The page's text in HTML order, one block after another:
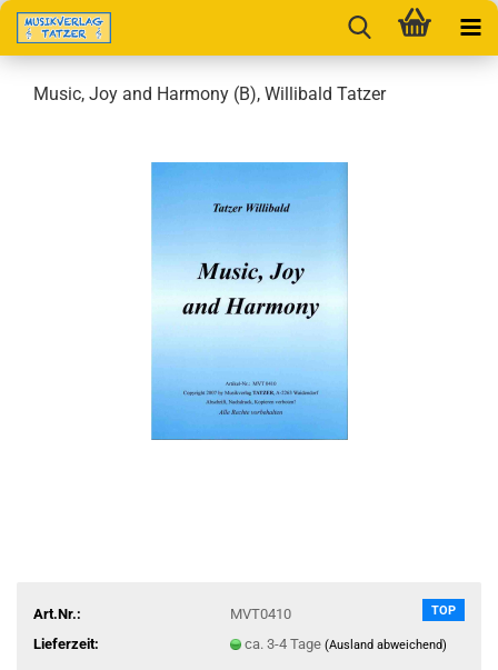
Music, Joy and Harmony (B), Willibald Tatzer
TOP
Art.Nr.:
MVT0410
Lieferzeit:
ca. 3-4 Tage (Ausland abweichend)